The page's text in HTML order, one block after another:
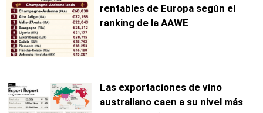
rentables de Europa según el
ranking de la AAWE
Las exportaciones de vino
australiano caen a su nivel más